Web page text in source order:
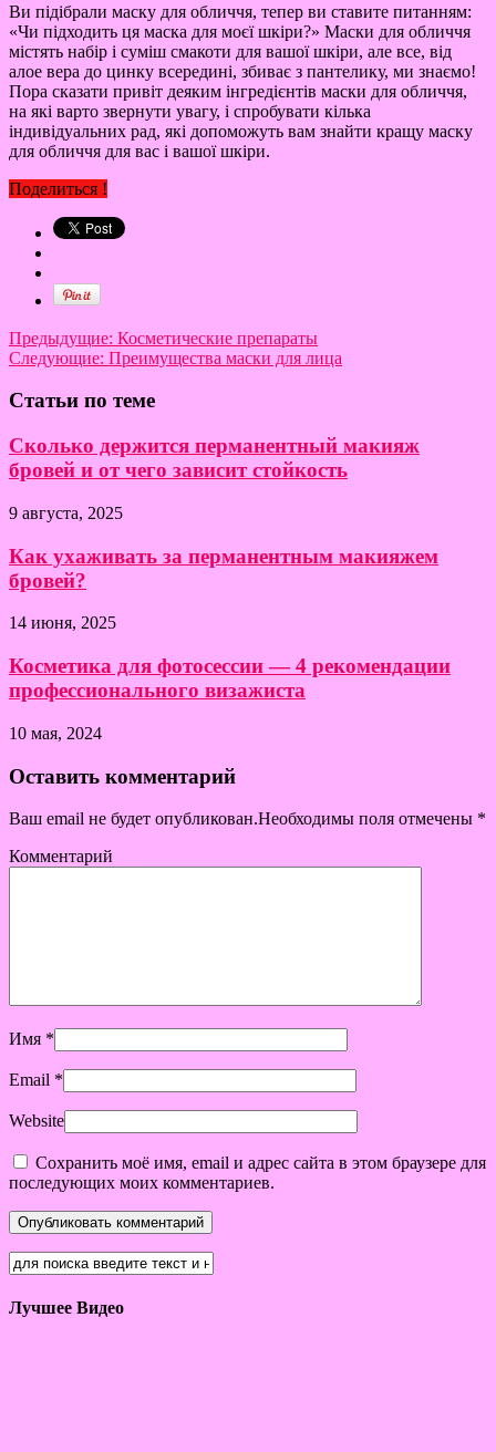
Ви підібрали маску для обличчя, тепер ви ставите питанням:
«Чи підходить ця маска для моєї шкіри?» Маски для обличчя
містять набір і суміш смакоти для вашої шкіри, але все, від
алое вера до цинку всередині, збиває з пантелику, ми знаємо!
Пора сказати привіт деяким інгредієнтів маски для обличчя,
на які варто звернути увагу, і спробувати кілька
індивідуальних рад, які допоможуть вам знайти кращу маску
для обличчя для вас і вашої шкіри.
Поделиться !
Предыдущие: Косметические препараты
Следующие: Преимущества маски для лица
Статьи по теме
Сколько держится перманентный макияж
бровей и от чего зависит стойкость
9 августа, 2025
Как ухаживать за перманентным макияжем
бровей?
14 июня, 2025
Косметика для фотосессии — 4 рекомендации
профессионального визажиста
10 мая, 2024
Оставить комментарий
Ваш email не будет опубликован.Необходимы поля отмечены *
Комментарий
Имя *
Email *
Website
Сохранить моё имя, email и адрес сайта в этом браузере для
последующих моих комментариев.
Лучшее Видео